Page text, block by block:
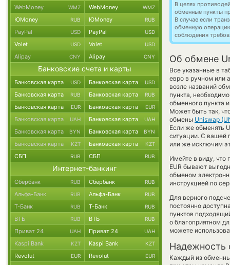
В целях
обменные пункты
В случае если
обменную
соблюдения
Об обмене
Все указанные в
евро в ручном или
возле названий
пункта,
обменного пункта
Может быть так,
обмены Uniswap
Если же обменять
ситуации. С вашей
или же исключим
Имейте в виду, что
EUR бывают
обменом
инструкцией по
Для верного
постоянно
пунктов
о благоприятном
можете
Надежность
Каждый из
WebMoney WMZ WebMoney WMZ
ЮMoney RUB ЮMoney RUB
PayPal USD PayPal USD
Volet USD Volet USD
Alipay CNY Alipay CNY
Банковские счета и карты
Банковская карта USD Банковская карта USD
Банковская карта RUB Банковская карта RUB
Банковская карта EUR Банковская карта EUR
Банковская карта UAH Банковская карта UAH
Банковская карта BYN Банковская карта BYN
Банковская карта KZT Банковская карта KZT
СБП RUB СБП RUB
Интернет-банкинг
Сбербанк RUB Сбербанк RUB
Альфа-Банк RUB Альфа-Банк RUB
Т-Банк RUB Т-Банк RUB
ВТБ RUB ВТБ RUB
Приват 24 UAH Приват 24 UAH
Kaspi Bank KZT Kaspi Bank KZT
Revolut EUR Revolut EUR